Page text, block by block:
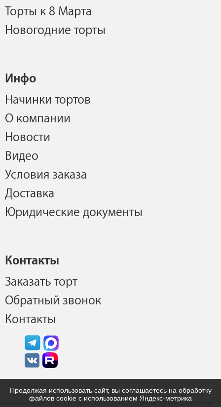
Торты к 8 Марта
Новогодние торты
Инфо
Начинки тортов
О компании
Новости
Видео
Условия заказа
Доставка
Юридические документы
Контакты
Заказать торт
Обратный звонок
Контакты
Официальный сайт Рената Агзамова. Копирование материалов только с разрешения
Продолжая использовать сайт, вы соглашаетесь на обработку
файлов cookie с использованием Яндекс-метрика